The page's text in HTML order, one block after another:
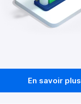
En savoir plus